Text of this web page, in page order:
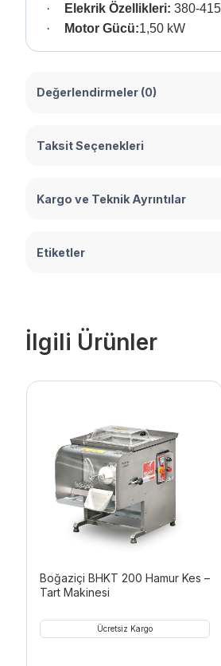
·
Elekrik Özellikleri: 380-
·
Motor Gücü:1,50 kW
Değerlendirmeler (0)
Taksit Seçenekleri
Kargo ve Teknik Ayrıntılar
Etiketler
İlgili Ürünler
Boğaziçi BHKT 200 Hamur Kes –
Tart Makinesi
Ücretsiz Kargo